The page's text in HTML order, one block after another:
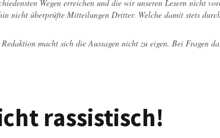
Wegen erreichen und die wir unseren Lesern nicht
nicht überprüfte Mitteilungen Dritter. Welche damit stets
macht sich die Aussagen nicht zu eigen. Bei Fragen
rassistisch!